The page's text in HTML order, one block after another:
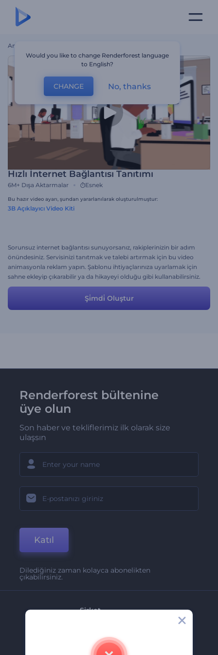
Ana Sayfa
Hızlı İnternet Bağlantısı Tanıtımı
6M+ Dışa Aktarmalar Esnek
Bu hazır video ayarı, şundan yararlanılarak oluşturulmuştur:
3B Açıklayıcı Video Kiti
Sorunsuz internet bağlantısı sunuyorsanız, rakiplerinizin bir adım
önündesiniz. Servisinizi tanıtmak ve talebi artırmak için bu video
animasyonla reklam yapın. Şablonu ihtiyaçlarınıza uyarlamak için
sahne ekleyip çıkarabilir ya da hikayeyi olduğu gibi kullanabilirsiniz.
Şi̇mdi̇ Oluştur
Renderforest bültenine
üye olun
Son haber ve tekliflerimiz ilk olarak size
ulaşsın
Katıl
Dilediğiniz zaman kolayca abonelikten
çıkabilirsiniz.
Şirket
İletişim
Would you like to change Renderforest language
to English?
CHANGE No, thanks